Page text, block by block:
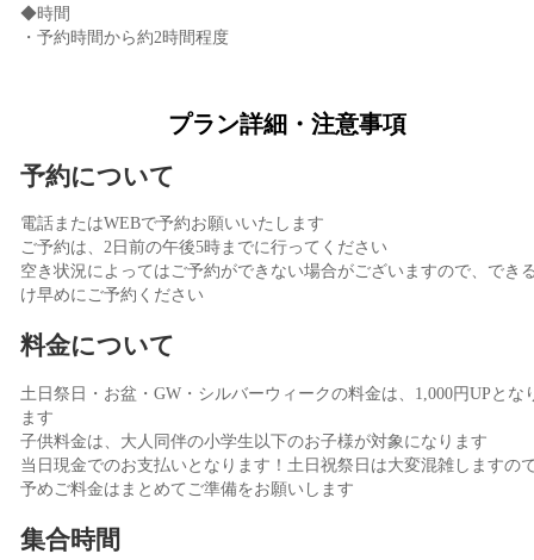
◆時間
・予約時間から約2時間程度
プラン詳細・注意事項
予約について
電話またはWEBで予約お願いいたします
ご予約は、2日前の午後5時までに行ってください
空き状況によってはご予約ができない場合がございますので、でき
け早めにご予約ください
料金について
土日祭日・お盆・GW・シルバーウィークの料金は、1,000円UPとな
ます
子供料金は、大人同伴の小学生以下のお子様が対象になります
当日現金でのお支払いとなります！土日祝祭日は大変混雑しますの
予めご料金はまとめてご準備をお願いします
集合時間